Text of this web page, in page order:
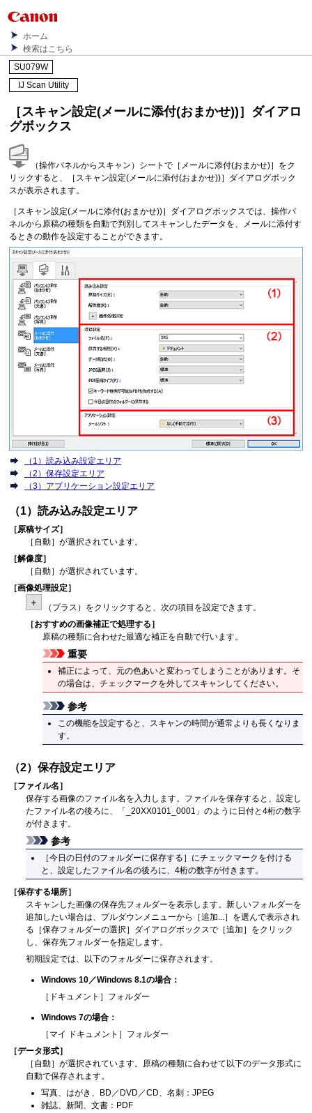
ホーム
検索はこちら
SU079W
IJ Scan Utility
［スキャン設定(メールに添付(おまかせ))］ダイアロ
グボックス
（操作パネルからスキャン）シートで［ メールに添付(おまかせ)］をク
リックすると、［ スキャン設定(メールに添付(おまかせ))］ダイアログボック
スが表示されます。
［ スキャン設定(メールに添付(おまかせ))］ダイアログボックスでは、操作パ
ネルから原稿の種類を自動で判別してスキャンしたデータを、メールに添付す
るときの動作を設定することができます。
（1）読み込み設定エリア
（2）保存設定エリア
（3）アプリケーション設定エリア
（1）読み込み設定エリア
［原稿サイズ］
［ 自動］が選択されています。
［解像度］
［ 自動］が選択されています。
［画像処理設定］
（プラス）をクリックすると、次の項目を設定できます。
［おすすめの画像補正で処理する］
原稿の種類に合わせた最適な補正を自動で行います。
重要
補正によって、元の色あいと変わってしまうことがあります。 そ
の場合は、チェックマークを外してスキャンしてください。
参考
この機能を設定すると、スキャンの時間が通常よりも長くなりま
す。
（2）保存設定エリア
［ファイル名］
保存する画像のファイル名を入力します。 ファイルを保存すると、設定し
たファイル名の後ろに、「_20XX0101_0001」のように日付と4桁の数字
が付きます。
参考
［今日の日付のフォルダーに保存する ］にチェックマークを付ける
と、設定したファイル名の後ろに、4桁の数字が付きます。
［保存する場所］
スキャンした画像の保存先フォルダーを表示します。新しいフォルダーを
追加したい場合は、プルダウンメニューから［追加...］を選んで表示され
る［保存フォルダーの選択 ］ダイアログボックスで［追加 ］をクリック
し、保存先フォルダーを指定します。
初期設定では、以下のフォルダーに保存されます。
Windows 10／Windows 8.1の場合：
［ ドキュメント ］フォルダー
Windows 7の場合：
［ マイ ドキュメント ］フォルダー
［データ形式］
［ 自動］が選択されています。 原稿の種類に合わせて以下のデータ形式に
自動で保存されます。
写真、はがき、BD／DVD／CD、名刺：JPEG
雑誌、新聞、文書： PDF